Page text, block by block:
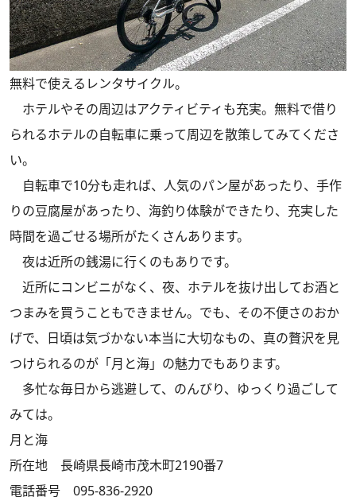
無料で使えるレンタサイクル。
ホテルやその周辺はアクティビティも充実。無料で借り
られるホテルの自転車に乗って周辺を散策してみてくださ
い。
自転車で10分も走れば、人気のパン屋があったり、手作
りの豆腐屋があったり、海釣り体験ができたり、充実した
時間を過ごせる場所がたくさんあります。
夜は近所の銭湯に行くのもありです。
近所にコンビニがなく、夜、ホテルを抜け出してお酒と
つまみを買うこともできません。でも、その不便さのおか
げで、日頃は気づかない本当に大切なもの、真の贅沢を見
つけられるのが「月と海」の魅力でもあります。
多忙な毎日から逃避して、のんびり、ゆっくり過ごして
みては。
月と海
所在地 長崎県長崎市茂木町2190番7
電話番号 095-836-2920